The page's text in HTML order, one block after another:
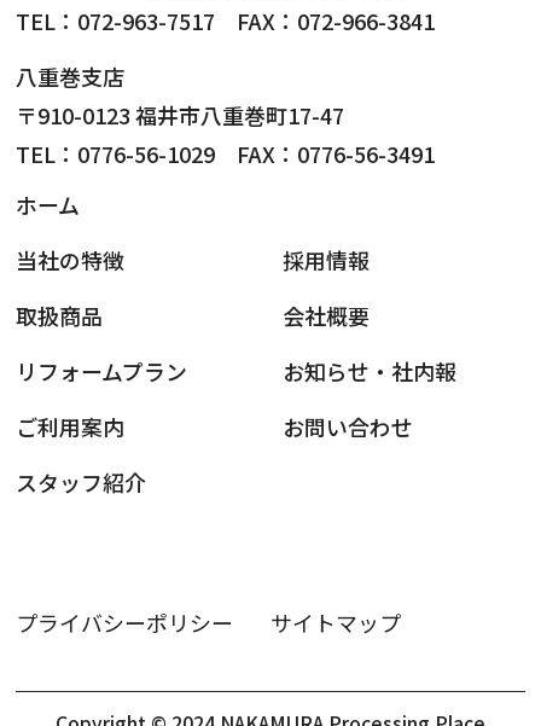
TEL：072-963-7517 FAX：072-966-3841
八重巻支店
〒910-0123 福井市八重巻町17-47
TEL：0776-56-1029 FAX：0776-56-3491
ホーム
当社の特徴
取扱商品
リフォームプラン
ご利用案内
スタッフ紹介
採用情報
会社概要
お知らせ・社内報
お問い合わせ
プライバシーポリシー サイトマップ